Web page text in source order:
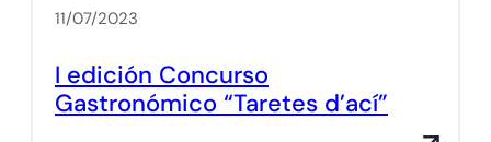
11/07/2023
I edición Concurso
Gastronómico “Taretes d’ací”